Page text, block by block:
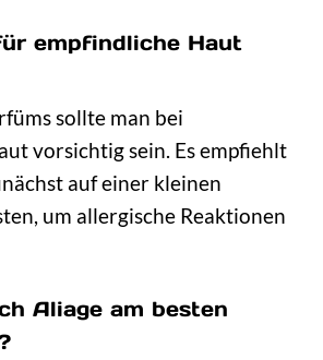
empfindliche Haut
sollte man bei
vorsichtig sein. Es empfiehlt
auf einer kleinen
um allergische Reaktionen
Aliage am besten